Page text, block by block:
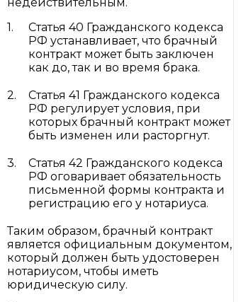
Статья 40 Гражданского кодекса
РФ устанавливает, что брачный
контракт может быть заключен
как до, так и во время брака.
Статья 41 Гражданского кодекса
РФ регулирует условия, при
которых брачный контракт может
быть изменен или расторгнут.
Статья 42 Гражданского кодекса
РФ оговаривает обязательность
письменной формы контракта и
регистрацию его у нотариуса.
Таким образом, брачный контракт
является официальным документом,
который должен быть удостоверен
нотариусом, чтобы иметь
юридическую силу.